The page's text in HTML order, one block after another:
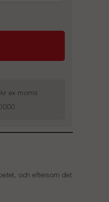
ex moms
och eftersom det